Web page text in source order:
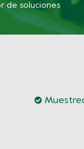
de soluciones